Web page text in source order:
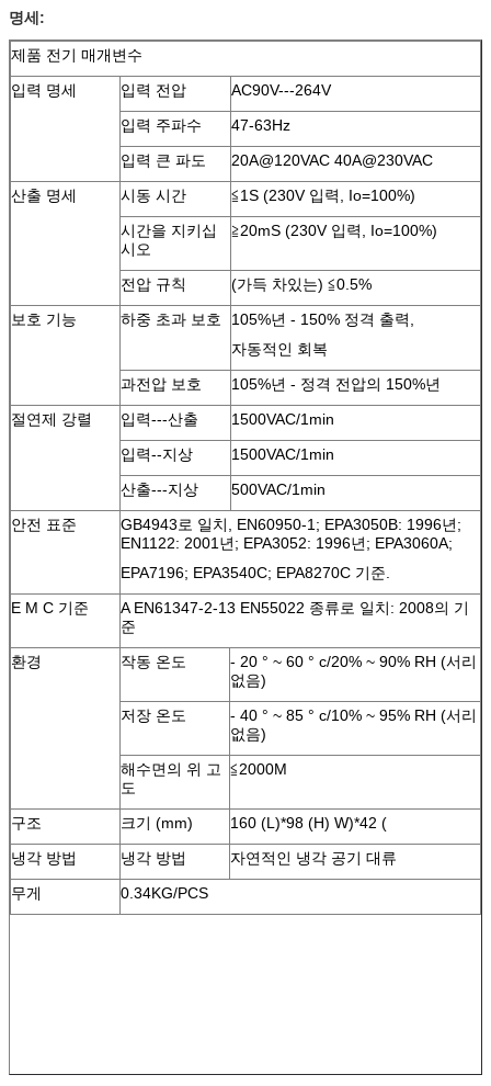
명세:
제품 전기 매개변수
입력 명세
입력 전압
AC90V---264V
입력 주파수
47-63Hz
입력 큰 파도
20A@120VAC 40A@230VAC
산출 명세
시동 시간
≦1S (230V 입력, Io=100%)
시간을 지키십
시오
≧20mS (230V 입력, Io=100%)
전압 규칙
(가득 차있는) ≦0.5%
보호 기능
하중 초과 보호
105%년 - 150% 정격 출력,
자동적인 회복
과전압 보호
105%년 - 정격 전압의 150%년
절연제 강렬
입력---산출
1500VAC/1min
입력--지상
1500VAC/1min
산출---지상
500VAC/1min
안전 표준
GB4943로 일치, EN60950-1; EPA3050B: 1996년;
EN1122: 2001년; EPA3052: 1996년; EPA3060A;
EPA7196; EPA3540C; EPA8270C 기준.
E M C 기준
A EN61347-2-13 EN55022 종류로 일치: 2008의 기
준
환경
작동 온도
- 20 ° ~ 60 ° c/20% ~ 90% RH (서리
없음)
저장 온도
- 40 ° ~ 85 ° c/10% ~ 95% RH (서리
없음)
해수면의 위 고
도
≦2000M
구조 크기 (mm)
160 (L)*98 (H) W)*42 (
냉각 방법
냉각 방법
자연적인 냉각 공기 대류
무게
0.34KG/PCS